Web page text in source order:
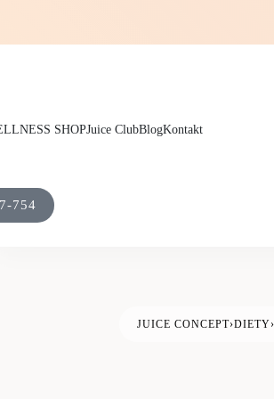
SHOPJuice ClubBlogKontakt
754
JUICE CONCEPT›DIETY